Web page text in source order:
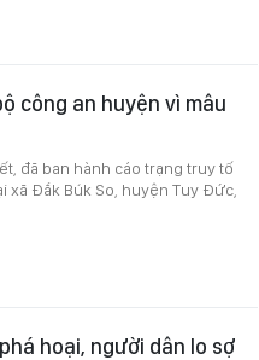
công an huyện vì mâu
đã ban hành cáo trạng truy tố
xã Đắk Búk So, huyện Tuy Đức,
hoại, người dân lo sợ